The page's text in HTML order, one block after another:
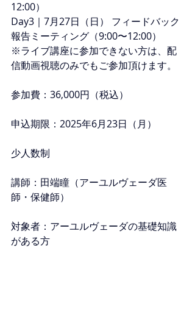
12:00）
Day3｜7月27日（日） フィードバック
報告ミーティング（9:00〜12:00）
※ライブ講座に参加できない方は、配
信動画視聴のみでもご参加頂けます。
参加費：36,000円（税込）
申込期限：2025年6月23日（月）
少人数制
講師：田端瞳（アーユルヴェーダ医
師・保健師）
対象者：アーユルヴェーダの基礎知識
がある方